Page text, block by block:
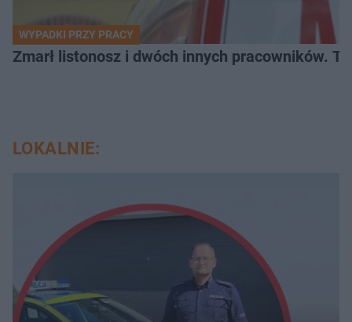
WYPADKI PRZY PRACY
Zmarł listonosz i dwóch innych pracowników.
LOKALNIE: